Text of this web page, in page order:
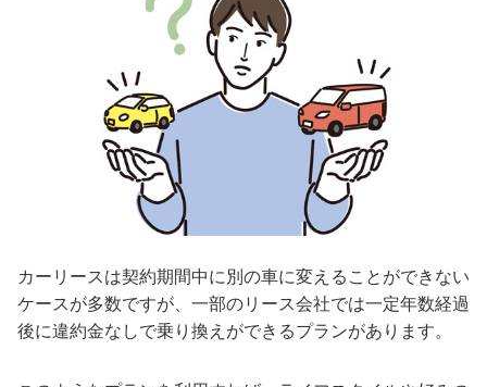
カーリースは契約期間中に別の車に変えることができない
ケースが多数ですが、一部のリース会社では一定年数経過
後に違約金なしで乗り換えができるプランがあります。